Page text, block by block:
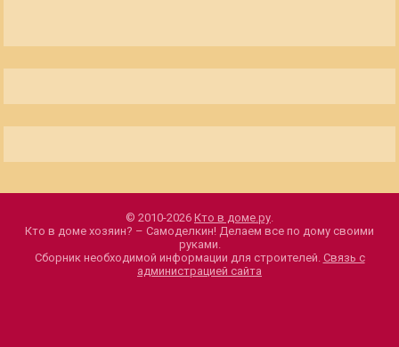
© 2010-2026 Кто в доме.ру.
Кто в доме хозяин? – Самоделкин! Делаем все по дому своими
руками.
Сборник необходимой информации для строителей. Связь с
администрацией сайта